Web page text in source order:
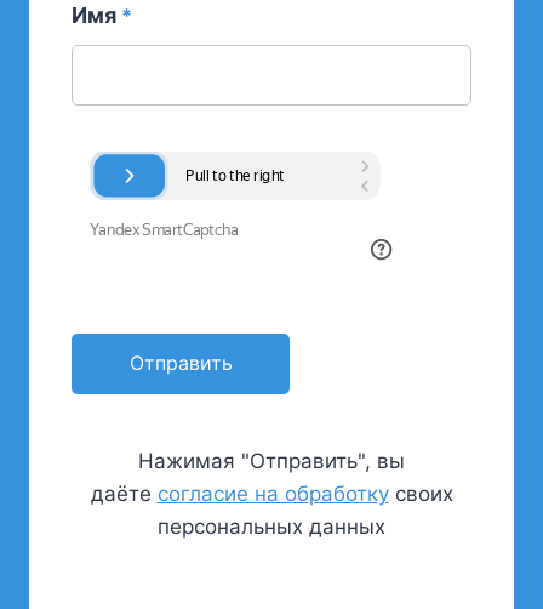
Имя *
Нажимая "Отправить", вы
даёте согласие на обработкусвоих
персональных данных